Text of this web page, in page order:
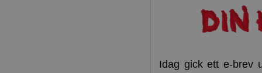
Idag gick ett e-brev